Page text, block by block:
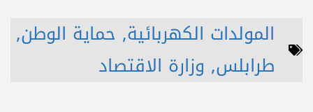
المولدات الكهربائية, حماية الوطن,
طرابلس, وزارة الاقتصاد